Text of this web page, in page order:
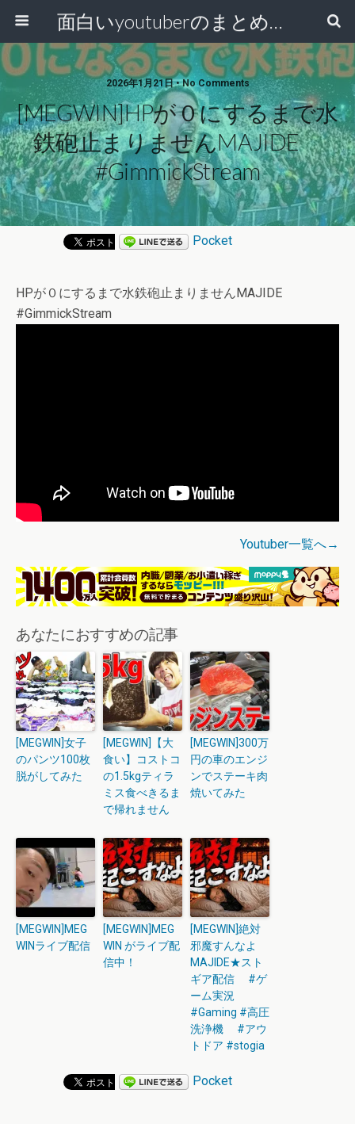
面白いyoutuberのまとめ動画
2026年1月21日 • No Comments
[MEGWIN]HPが０にするまで水
鉄砲止まりませんMAJIDE
#GimmickStream
Pocket
HPが０にするまで水鉄砲止まりませんMAJIDE
#GimmickStream
Youtuber一覧へ→
あなたにおすすめの記事
[MEGWIN]女子
のパンツ100枚
脱がしてみた
[MEGWIN]【大
食い】コストコ
の1.5kgティラ
ミス食べきるま
で帰れません
[MEGWIN]300万
円の車のエンジ
ンでステーキ肉
焼いてみた
[MEGWIN]MEG
WINライブ配信
[MEGWIN]MEG
WIN がライブ配
信中！
[MEGWIN]絶対
邪魔すんなよ
MAJIDE★スト
ギア配信 #ゲ
ーム実況
#Gaming #高圧
洗浄機 #アウ
トドア #stogia
Pocket